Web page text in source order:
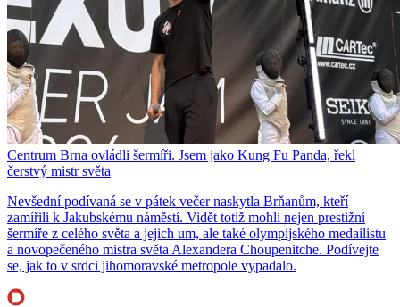
Centrum Brna ovládli šermíři. Jsem jako Kung Fu Panda, řekl
čerstvý mistr světa
Nevšední podívaná se v pátek večer naskytla Brňanům, kteří
zamířili k Jakubskému náměstí. Vidět totiž mohli nejen prestižní
šermíře z celého světa a jejich um, ale také olympijského medailistu
a novopečeného mistra světa Alexandera Choupenitche. Podívejte
se, jak to v srdci jihomoravské metropole vypadalo.